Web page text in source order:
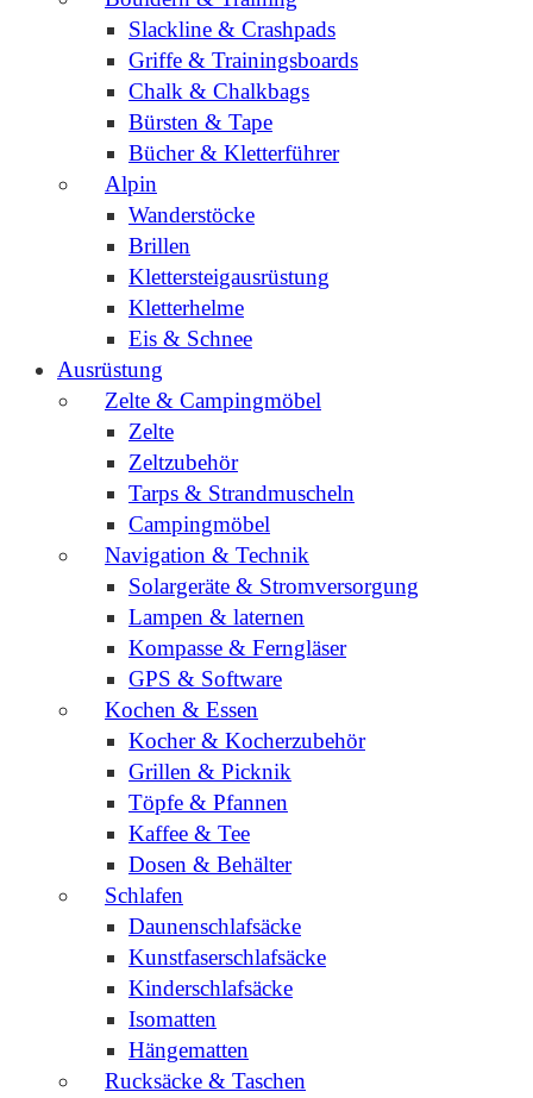
Slackline & Crashpads
Griffe & Trainingsboards
Chalk & Chalkbags
Bürsten & Tape
Bücher & Kletterführer
Alpin
Wanderstöcke
Brillen
Klettersteigausrüstung
Kletterhelme
Eis & Schnee
Ausrüstung
Zelte & Campingmöbel
Zelte
Zeltzubehör
Tarps & Strandmuscheln
Campingmöbel
Navigation & Technik
Solargeräte & Stromversorgung
Lampen & laternen
Kompasse & Ferngläser
GPS & Software
Kochen & Essen
Kocher & Kocherzubehör
Grillen & Picknik
Töpfe & Pfannen
Kaffee & Tee
Dosen & Behälter
Schlafen
Daunenschlafsäcke
Kunstfaserschlafsäcke
Kinderschlafsäcke
Isomatten
Hängematten
Rucksäcke & Taschen